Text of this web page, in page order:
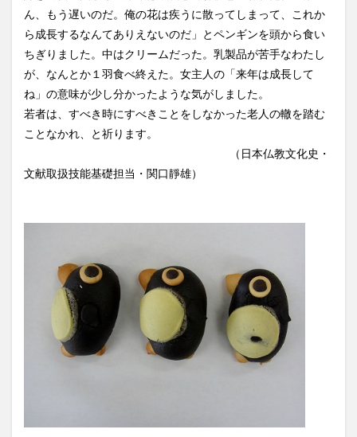
ん、もう遅いのだ。俺の花は疾うに散ってしまって、これか
ら成長するなんてありえないのだ」とペンギンを頭から食い
ちぎりました。中はクリームだった。乳製品が苦手なわたし
が、なんとか１羽食べ終えた。女主人の「来年は成長して
ね」の意味が少し分かったような気がしました。
若者は、すべき時にすべきことをしなかった老人の轍を踏む
ことなかれ、と祈ります。
（日本仏教文化史・
文献取扱技能基礎担当・関口靜雄）